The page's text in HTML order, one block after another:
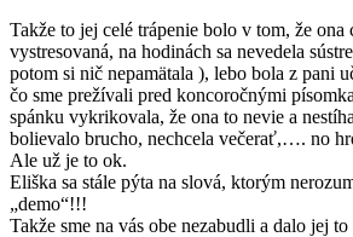
Takže to jej celé trápenie bolo v tom, že
vystresovaná, na hodinách sa nevedela
potom si nič nepamätala ), lebo bola z pani
čo sme prežívali pred koncoročnými
spánku vykrikovala, že ona to nevie a
bolievalo brucho, nechcela večerať,…. no
Ale už je to ok.
Eliška sa stále pýta na slová, ktorým
„demo“!!!
Takže sme na vás obe nezabudli a dalo jej